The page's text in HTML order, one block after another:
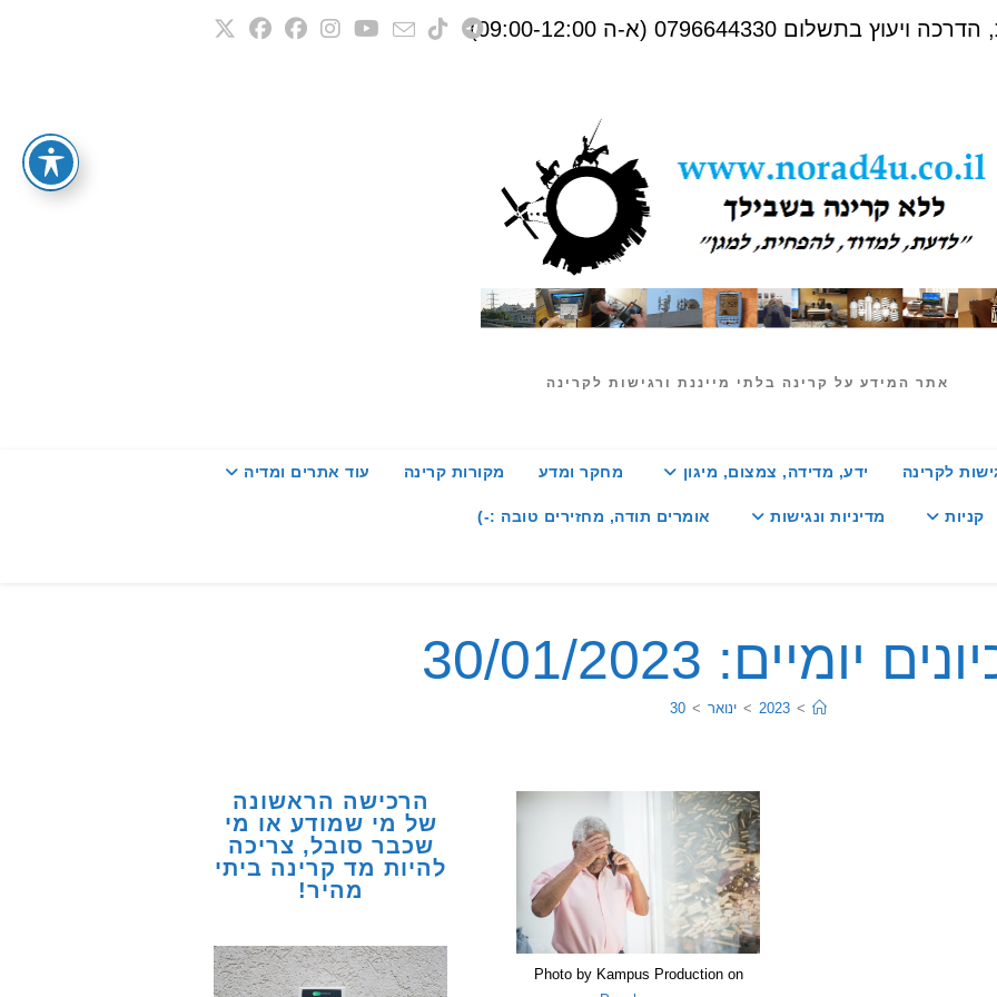
0796644330 (א-ה 09:00-12:00)
אתר המידע על קרינה בלתי מייננת ורגישות לקרינה
לקרינה ידע, מדידה, צמצום, מיגון מחקר ומדע מקורות קרינה עוד אתרים ומדיה
קניות מדיניות ונגישות אומרים תודה, מחזירים טובה :-)
יומיים: 30/01/2023
>
2023
> ינואר >
30
הרכישה הראשונה
של מי שמודע או מי
שכבר סובל, צריכה
להיות מד קרינה ביתי
מהיר!
Photo by Kampus Production on